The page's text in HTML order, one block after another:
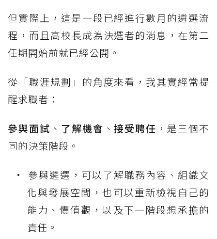
但實際上，這是一段已經進行數月的遴選流
程，而且高校長成為決選者的消息，在第二
任期開始前就已經公開。
從「職涯規劃」的角度來看，我其實經常提
醒求職者：
參與面試 、 了解機會 、接受聘任 ，是三個不
同的決策階段。
參與遴選，可以了解職務內容、組織文
化與發展空間，也可以重新檢視自己的
能力、價值觀，以及下一階段想承擔的
責任。